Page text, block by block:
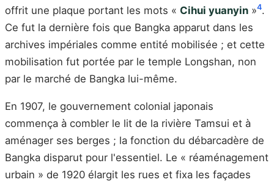
offrit une plaque portant les mots « Cihui yuanyin »4.
Ce fut la dernière fois que Bangka apparut dans les
archives impériales comme entité mobilisée ; et cette
mobilisation fut portée par le temple Longshan, non
par le marché de Bangka lui-même.
En 1907, le gouvernement colonial japonais
commença à combler le lit de la rivière Tamsui et à
aménager ses berges ; la fonction du débarcadère de
Bangka disparut pour l'essentiel. Le « réaménagement
urbain » de 1920 élargit les rues et fixa les façades